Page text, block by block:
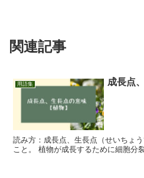
関連記事
用語集 成長点
読み方：成長点、生長点（せいちょ
こと。 植物が成長するために細胞分